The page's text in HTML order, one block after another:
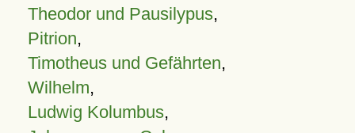
Theodor und Pausilypus,
Pitrion,
Timotheus und Gefährten,
Wilhelm,
Ludwig Kolumbus,